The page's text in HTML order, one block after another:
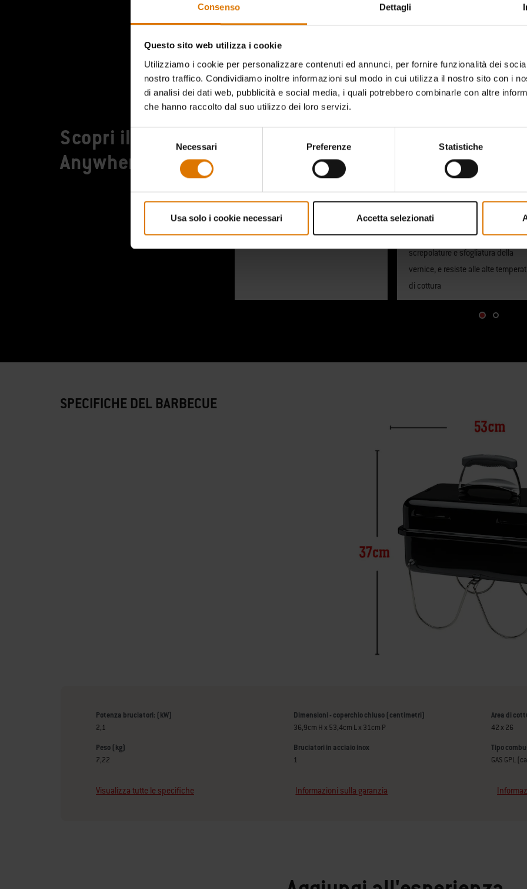
Consenso Dettagli
Questo sito web utilizza i cookie
Utilizziamo i cookie per personalizzare contenuti ed annunci, per fornire funzionalità dei
nostro traffico. Condividiamo inoltre informazioni sul modo in cui utilizza il nostro sito con i
di analisi dei dati web, pubblicità e social media, i quali potrebbero combinarle con altre
che hanno raccolto dal suo utilizzo dei loro servizi.
Necessari Preferenze Statistiche
Usa solo i cookie necessari Accetta selezionati
Scopri il Go-
Anywhere
Le gambe ruotano per bloccare il
barbecue in posizione durante il
del calore
Il coperchio e la base smaltati
temperatura costante e una
uniforme. La finitura consente
di evitare la formazione di ruggine,
screpolature e sfogliatura della
vernice, e resiste alle alte
di cottura
SPECIFICHE DEL BARBECUE
Potenza bruciatori: (kW)
2,1
Dimensioni - coperchio chiuso (centimetri)
36,9cm H x 53,4cm L x 31cm P
Area di
42 x 26
Peso (kg)
7,22
Bruciatori in acciaio inox
1
Tipo
GAS GPL
Visualizza tutte le specifiche Informazioni sulla garanzia